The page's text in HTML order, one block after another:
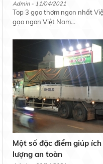
Admin - 11/04/2021
Top 3 gạo thơm ngon nhất
gạo ngon Việt Nam...
Một số đặc điểm giúp
lượng an toàn